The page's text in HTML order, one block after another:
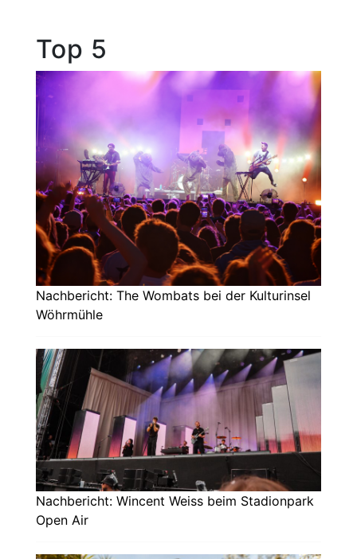
Top 5
Nachbericht: The Wombats bei der Kulturinsel
Wöhrmühle
Nachbericht: Wincent Weiss beim Stadionpark
Open Air